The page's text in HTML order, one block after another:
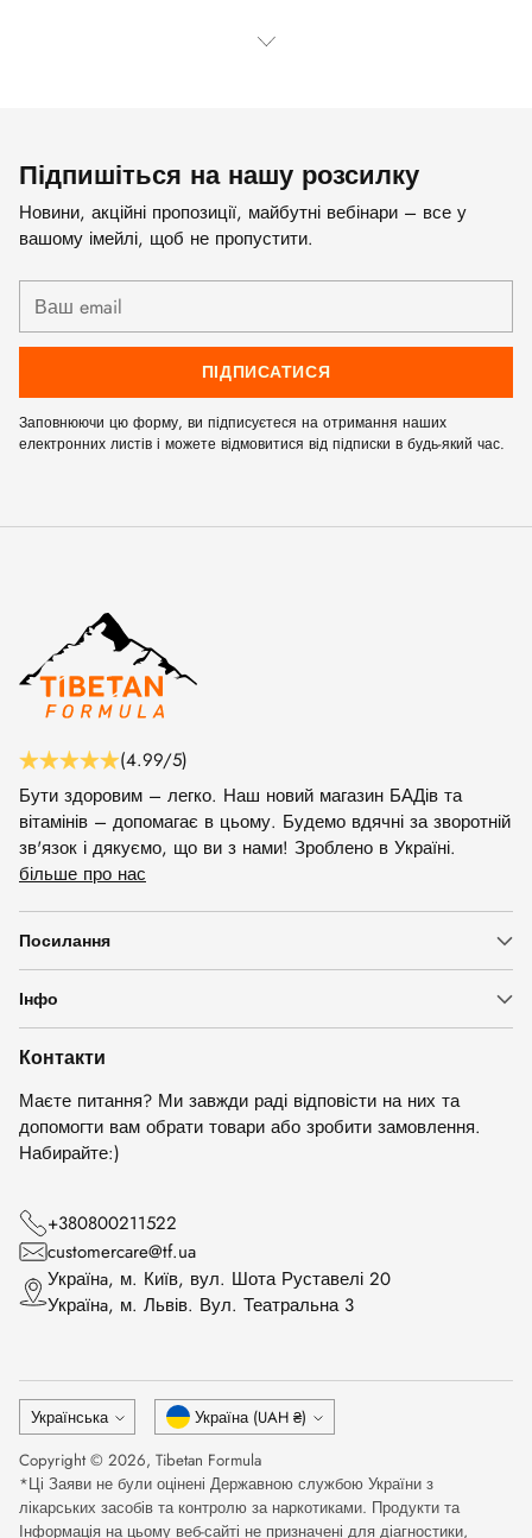
Підпишіться на нашу розсилку
Новини, акційні пропозиції, майбутні вебінари – все у
вашому імейлі, щоб не пропустити.
email
ПІДПИСАТИСЯ
Заповнюючи цю форму, ви підписуєтеся на отримання наших
електронних листів і можете відмовитися від підписки в будь-який час.
(4.99/5)
Бути здоровим – легко. Наш новий магазин БАДів та
вітамінів – допомагає в цьому. Будемо вдячні за зворотній
зв'язок і дякуємо, що ви з нами! Зроблено в Україні.
більше про нас
Посилання
Інфо
Контакти
Маєте питання? Ми завжди раді відповісти на них та
допомогти вам обрати товари або зробити замовлення.
Набирайте:)
+380800211522
customercare@tf.ua
Українa, м. Київ, вул. Шота Руставелі 20
Українa, м. Львів. Вул. Театральна 3
Мова
Українська Валюта
Україна (UAH ₴)
Copyright © 2026, Tibetan Formula
*Ці Заяви не були оцінені Державною службою України з
лікарських засобів та контролю за наркотиками. Продукти та
Інформація на цьому веб-сайті не призначені для діагностики,